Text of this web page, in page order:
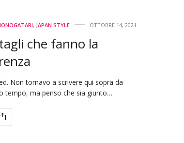
, JAPAN STYLE OTTOBRE 14, 2021
che fanno la
Non tornavo a scrivere qui sopra da
tempo, ma penso che sia giunto…